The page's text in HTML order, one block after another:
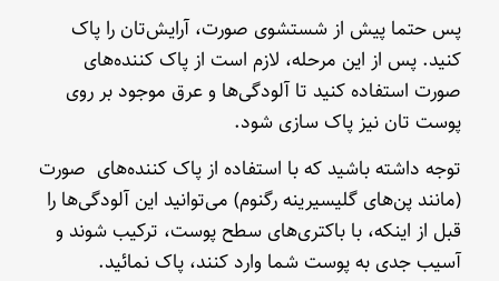
پس حتما پیش از شستشوی صورت، آرایش‌تان را پاک
کنید. پس از این مرحله، لازم است از پاک کننده‌های
صورت استفاده کنید تا آلودگی‌ها و عرق موجود بر روی
پوست تان نیز پاک سازی شود.
توجه داشته باشید که با استفاده از پاک کننده‌های صورت
(مانند پن‌های گلیسیرینه رگنوم) می‌توانید این آلودگی‌ها را
قبل از اینکه، با باکتری‌های سطح پوست، ترکیب شوند و
آسیب جدی به پوست شما وارد کنند، پاک نمائید.